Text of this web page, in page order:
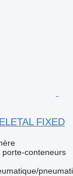
FIXED
conteneurs